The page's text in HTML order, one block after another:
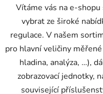
Vítáme vás na e-shopu
vybrat ze široké
regulace. V našem
pro hlavní veličiny
hladina, analýza, …),
zobrazovací jednotky,
související